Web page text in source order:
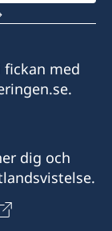
med
dig och